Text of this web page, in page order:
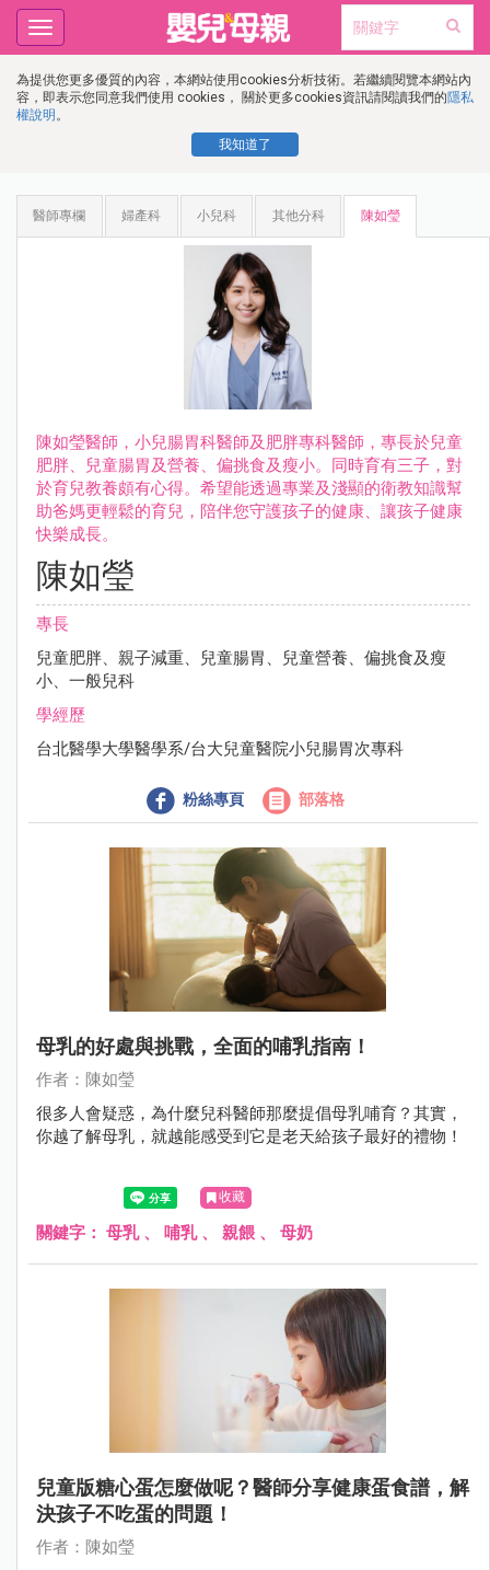
為提供您更多優質的內容，本網站使用cookies分析技術。若繼續閱覽本網站內
容，即表示您同意我們使用 cookies， 關於更多cookies資訊請閱讀我們的隱私
權說明 。
我知道了
Toggle
navigation
醫師專欄 婦產科 小兒科 其他分科 陳如瑩
陳如瑩醫師，小兒腸胃科醫師及肥胖專科醫師，專長於兒童
肥胖、兒童腸胃及營養、偏挑食及瘦小。同時育有三子，對
於育兒教養頗有心得。希望能透過專業及淺顯的衛教知識幫
助爸媽更輕鬆的育兒，陪伴您守護孩子的健康、讓孩子健康
快樂成長。
陳如瑩
專長
兒童肥胖、親子減重、兒童腸胃、兒童營養、偏挑食及瘦
小、一般兒科
學經歷
台北醫學大學醫學系/台大兒童醫院小兒腸胃次專科
粉絲專頁 部落格
母乳的好處與挑戰，全面的哺乳指南！
作者：陳如瑩
很多人會疑惑，為什麼兒科醫師那麼提倡母乳哺育？其實，
你越了解母乳，就越能感受到它是老天給孩子最好的禮物！
收藏
關鍵字： 母乳、 哺乳、 親餵 、 母奶
兒童版糖心蛋怎麼做呢？醫師分享健康蛋食譜，解
決孩子不吃蛋的問題！
作者：陳如瑩